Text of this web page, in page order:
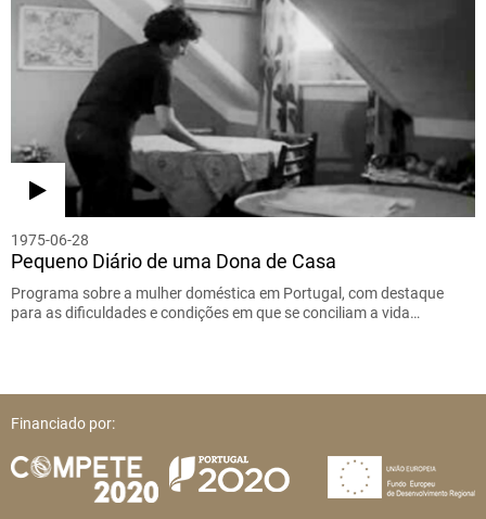
1975-06-28
Pequeno Diário de uma Dona de Casa
Programa sobre a mulher doméstica em Portugal, com destaque
para as dificuldades e condições em que se conciliam a vida…
Financiado por: